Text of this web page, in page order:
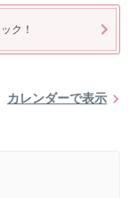
ク！
カレンダーで表示